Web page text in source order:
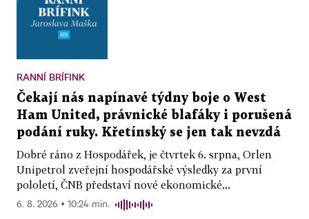
RANNÍ BRÍFINK
Čekají nás napínavé týdny boje o West
Ham United, právnické blafáky i porušená
podání ruky. Křetínský se jen tak nevzdá
Dobré ráno z Hospodářek, je čtvrtek 6. srpna, Orlen
Unipetrol zveřejní hospodářské výsledky za první
pololetí, ČNB představí nové ekonomické...
6. 8. 2026 ▪ 10:24 min.